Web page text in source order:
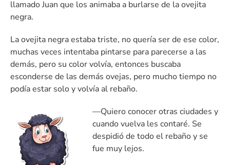
llamado Juan que los animaba a burlarse de la ovejita
negra.
La ovejita negra estaba triste, no quería ser de ese color,
muchas veces intentaba pintarse para parecerse a las
demás, pero su color volvía, entonces buscaba
esconderse de las demás ovejas, pero mucho tiempo no
podía estar solo y volvía al rebaño.
—Quiero conocer otras ciudades y
cuando vuelva les contaré. Se
despidió de todo el rebaño y se
fue muy lejos.